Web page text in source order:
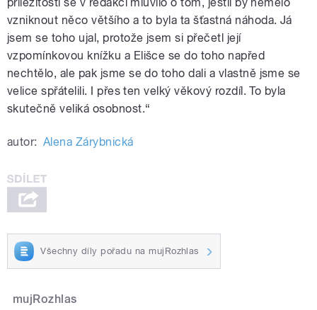
příležitosti se v redakci mluvilo o tom, jestli by nemělo
vzniknout něco většího a to byla ta šťastná náhoda. Já
jsem se toho ujal, protože jsem si přečetl její
vzpomínkovou knížku a Elišce se do toho napřed
nechtělo, ale pak jsme se do toho dali a vlastně jsme se
velice spřátelili. I přes ten velký věkový rozdíl. To byla
skutečně veliká osobnost.“
autor: Alena Zárybnická
Všechny díly pořadu na mujRozhlas
mujRozhlas